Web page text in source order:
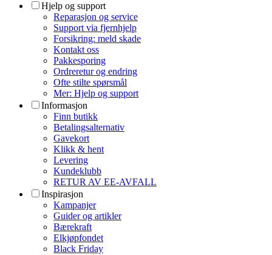
Hjelp og support
Reparasjon og service
Support via fjernhjelp
Forsikring: meld skade
Kontakt oss
Pakkesporing
Ordreretur og endring
Ofte stilte spørsmål
Mer: Hjelp og support
Informasjon
Finn butikk
Betalingsalternativ
Gavekort
Klikk & hent
Levering
Kundeklubb
RETUR AV EE-AVFALL
Inspirasjon
Kampanjer
Guider og artikler
Bærekraft
Elkjøpfondet
Black Friday